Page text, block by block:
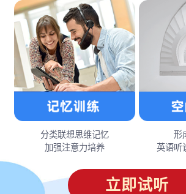
分类联想思维记忆
加强注意力培养
形
英语听
立即试听